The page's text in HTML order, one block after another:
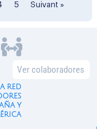
5 Suivant »
Ver colaboradores
red
y